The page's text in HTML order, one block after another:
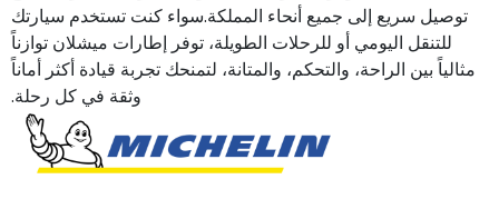
توصيل سريع إلى جميع أنحاء المملكة.سواء كنت تستخدم سيارتك
للتنقل اليومي أو للرحلات الطويلة، توفر إطارات ميشلان توازناً
مثالياً بين الراحة، والتحكم، والمتانة، لتمنحك تجربة قيادة أكثر أماناً
وثقة في كل رحلة.